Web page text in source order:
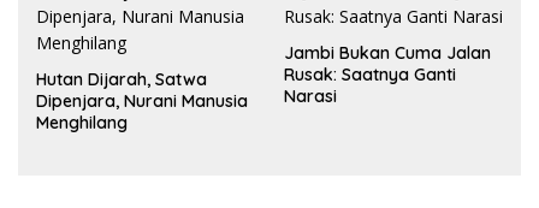
Hutan Dijarah, Satwa
Dipenjara, Nurani Manusia
Menghilang
Jambi Bukan Cuma Jalan
Rusak: Saatnya Ganti
Narasi